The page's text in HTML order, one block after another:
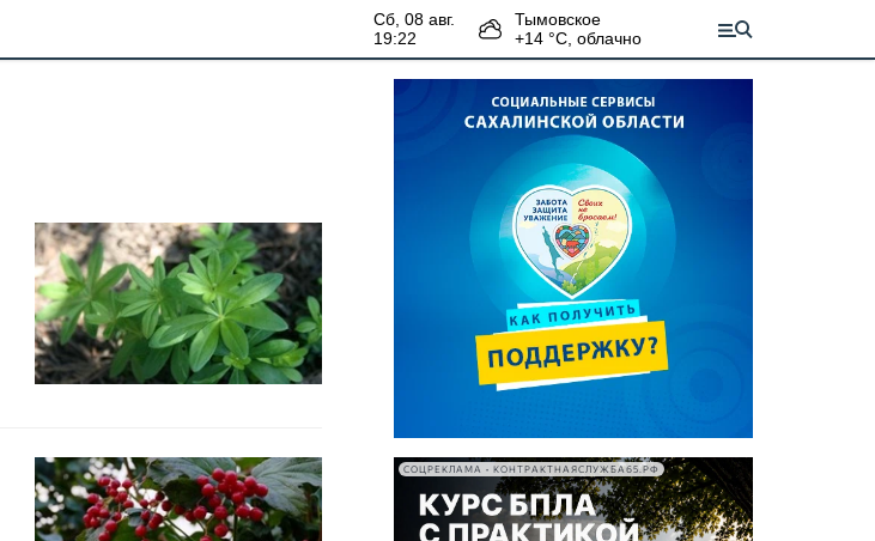
сб, 08 авг.
19:22
Тымовское
+14 °С, облачно
СОЦРЕКЛАМА • КОНТРАКТНАЯСЛУЖБА65.РФ